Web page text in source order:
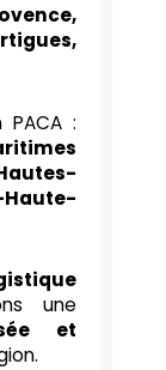
:
une
et